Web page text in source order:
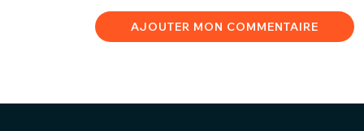
AJOUTER MON COMMENTAIRE